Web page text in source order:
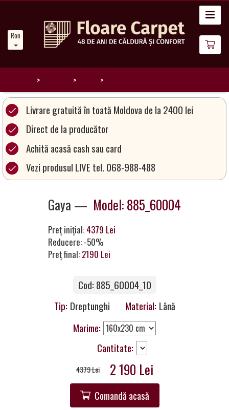
Romanian
Noutăți
Catalog
covoare
Magia
Covoarelor
Contacte
Livrare gratuită în toată Moldova de la 2400 lei
Direct de la producător
Achită acasă cash sau card
Vezi produsul LIVE tel. 068-988-488
Gaya — Model: 885_60004
Preț inițial: 4379 Lei
Reducere: -50%
Preț final: 2190 Lei
Cod: 885_60004_10
Tip: Dreptunghi Material: Lână
Marime:
Cantitate:
4379 Lei 2 190 Lei
Comandă acasă